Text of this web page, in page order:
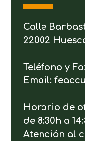
Calle
22002
Teléfono y
Email:
Horario de
de 8:30h a
Atención al